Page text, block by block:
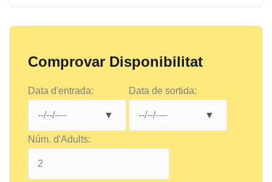
Comprovar Disponibilitat
Data d'entrada: Data de sortida:
Núm. d'Adults: